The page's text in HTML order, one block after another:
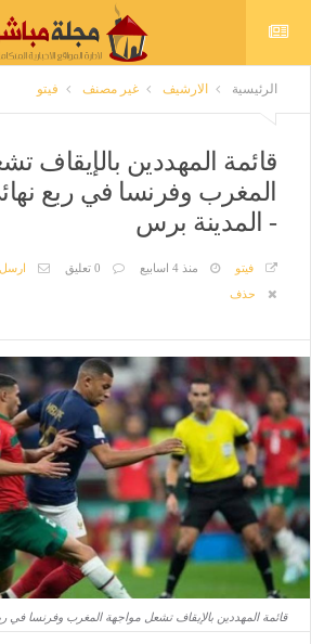
الرئيسية الارشيف غير مصنف فيتو
قائمة المهددين بالإيقاف
المغرب وفرنسا في ربع
- المدينة برس
فيتو منذ 4 اسابيع 0 تعليق ارسل
حذف
قائمة المهددين بالإيقاف تشعل مواجهة المغرب وفرنسا في